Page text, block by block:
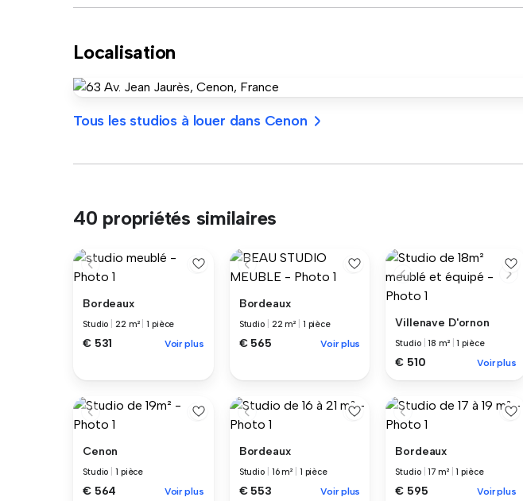
Localisation
Tous les studios à louer dans Cenon
40 propriétés similaires
Bordeaux
Studio |22 m² |1 pièce
€ 531 Voir plus
Bordeaux
Studio 22 m² 1 pièce
€ 565 Voir plus
Villenave D'ornon
Studio |18 m² |1 pièce
€ 510 Voir plus
Cenon
Studio |1 pièce
€ 564 Voir plus
Bordeaux
Studio 16 m² 1 pièce
€ 553 Voir plus
Bordeaux
Studio |17 m² |1 pièce
€ 595 Voir plus